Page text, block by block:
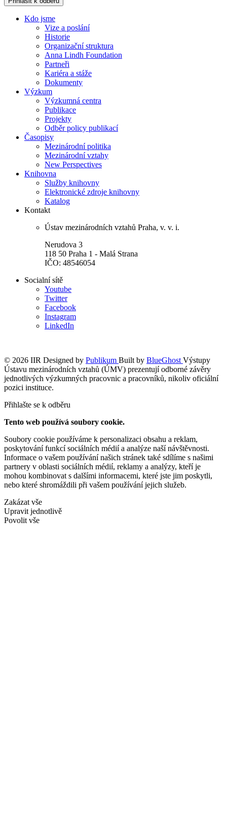
Kdo jsme
Vize a poslání
Historie
Organizační struktura
Anna Lindh Foundation
Partneři
Kariéra a stáže
Dokumenty
Výzkum
Výzkumná centra
Publikace
Projekty
Odběr policy publikací
Časopisy
Mezinárodní politika
Mezinárodní vztahy
New Perspectives
Knihovna
Služby knihovny
Elektronické zdroje knihovny
Katalog
Kontakt
Ústav mezinárodních vztahů Praha, v. v. i.
Nerudova 3
118 50 Praha 1 - Malá Strana
IČO: 48546054
Socialní sítě
Youtube
Twitter
Facebook
Instagram
LinkedIn
© 2026 IIR Designed by Publikum Built by BlueGhost Výstupy
Ústavu mezinárodních vztahů (ÚMV) prezentují odborné závěry
jednotlivých výzkumných pracovnic a pracovníků, nikoliv oficiální
pozici instituce.
Přihlašte se k odběru
Tento web používá soubory cookie.
Soubory cookie používáme k personalizaci obsahu a reklam,
poskytování funkcí sociálních médií a analýze naší návštěvnosti.
Informace o vašem používání našich stránek také sdílíme s našimi
partnery v oblasti sociálních médií, reklamy a analýzy, kteří je
mohou kombinovat s dalšími informacemi, které jste jim poskytli,
nebo které shromáždili při vašem používání jejich služeb.
Zakázat vše
Upravit jednotlivě
Povolit vše